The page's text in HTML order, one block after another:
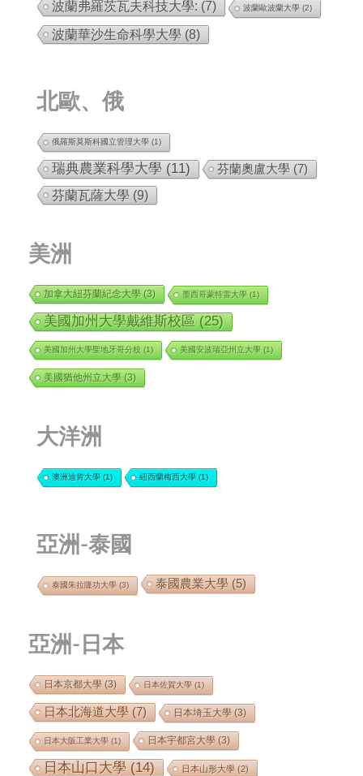
波蘭弗羅茨瓦夫科技大學: (7) 波蘭歐波蘭大學 (2)
波蘭華沙生命科學大學 (8)
北歐、俄
俄羅斯莫斯科國立管理大學 (1)
瑞典農業科學大學 (11) 芬蘭奧盧大學 (7)
芬蘭瓦薩大學 (9)
美洲
加拿大紐芬蘭紀念大學(3) 墨西哥蒙特雷大學 (1)
美國加州大學戴維斯校區(25)
美國加州大學聖地牙哥分校 (1) 美國安波瑞亞州立大學 (1)
美國猶他州立大學(3)
大洋洲
澳洲迪肯大學(1) 紐西蘭梅西大學(1)
亞洲-泰國
泰國朱拉隆功大學 (3) 泰國農業大學 (5)
亞洲-日本
日本京都大學 (3) 日本佐賀大學 (1)
日本北海道大學 (7) 日本埼玉大學 (3)
日本大阪工業大學 (1) 日本宇都宮大學 (3)
日本山口大學(14) 日本山形大學 (2)